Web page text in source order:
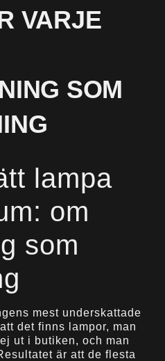
VARJE
SOM
lampa
om
som
mest underskattade
det finns lampor, man
ut i butiken, och man
är att de flesta